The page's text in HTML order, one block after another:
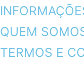
QUEM
TERMOS E